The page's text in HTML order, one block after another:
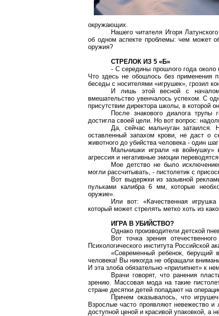
окружающих.
Нашего читателя Игоря
об одном аспекте проблемы: чем может
оружия?
СТРЕЛОК ИЗ 5 «Б»
- С середины прошлого года около
Что здесь не обошлось без применения
беседы с носителями «игрушек», грозил
И лишь этой весной с началом
вмешательство увенчалось успехом. С
присутствии директора школы, в которой
После знакового диалога трупы
достигла своей цели. Но вот вопрос:
Да, сейчас мальчуган
оставленный запахом крови, не даст о
животного до убийства человека - один
Мальчишки играли «в
агрессия и негативные эмоции
Мое детство не было
могли рассчитывать, - пистолетик с
Вот выдержки из зазывной
пульками калибра6 мм, которые
оружие».
Или вот: «Качественная
который может стрелять метко хоть из
ИГРА В УБИЙСТВО?
Однако производители детской
Вот точка зрения
Психологического института Российской
«Современный ребенок, берущий
человека! Вы никогда не обращали
И эта злоба обязательно «прилипнет» к
Врачи говорят, что ранения
зрению. Массовая мода на такие
стране десятки детей попадают на
Причем оказывалось, что
Взрослые часто проявляют невежество
доступной ценой и красивой упаковкой, а